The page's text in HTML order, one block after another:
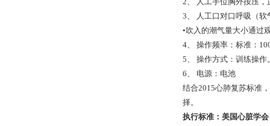
3、 人工口对口呼吸（软
•吹入的潮气量大小通过
4、 操作频率：标准：
5、 操作方式：训练操作
6、 电源：电池
结合2015心肺复苏标准
择。
执行标准：美国心脏学